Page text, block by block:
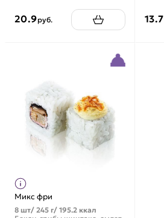
20.9руб. 13.7
Микс фри
8 шт/ 245 г/ 195.2 ккал